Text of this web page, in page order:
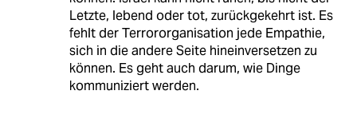
Letzte, lebend oder tot, zurückgekehrt ist. Es
fehlt der Terrororganisation jede Empathie,
sich in die andere Seite hineinversetzen zu
können. Es geht auch darum, wie Dinge
kommuniziert werden.